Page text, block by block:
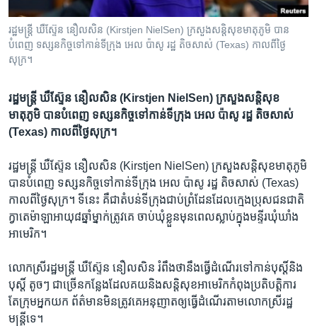
ចូល​
ទៅ​
កាន់​
ស្វែង​
រក
បណ្តាញ​សង្គម
រដ្ឋមន្ត្រី ​ឃឺស្ទ៊ែន នឿលសិន ​(Kirstjen NielSen)​ ក្រសួង​សន្តិសុខ​មាតុភូមិ ​បាន​
បំពេញ ទស្សនកិច្ច​ទៅកាន់​ទីក្រុង ​អេល ប៉ាសូ​ រដ្ឋ​ តិចសាស់​ (Texas)​ កាលពី​ថ្ងៃ
សុក្រ។
រដ្ឋមន្ត្រី ​ឃឺស្ទ៊ែន នឿលសិន ​(Kirstjen NielSen)​ ក្រសួង​សន្តិសុខ​
មាតុភូមិ ​បាន​បំពេញ ទស្សនកិច្ច​ទៅកាន់​ទីក្រុង ​អេល ប៉ាសូ​ រដ្ឋ​ តិចសាស់​
(Texas)​ កាលពី​ថ្ងៃសុក្រ។ ​
រដ្ឋមន្ត្រី ​ឃឺស្ទ៊ែន នឿលសិន ​(Kirstjen NielSen)​ ក្រសួង​សន្តិសុខ​មាតុភូមិ
​បាន​បំពេញ ទស្សនកិច្ច​ទៅកាន់​ទីក្រុង ​អេល ប៉ាសូ​ រដ្ឋ​ តិចសាស់​ (Texas)​
កាលពី​ថ្ងៃសុក្រ។ ​ទីនេះ គឺជា​តំបន់​ទីក្រុង​ជាប់​ព្រំដែន​ដែល​ក្មេងប្រុស​ជនជាតិ​
ក្វាតេម៉ាឡា​អាយុ​៨ឆ្នាំម្នាក់​ត្រូវគេ ចាប់​ឃុំ​ខ្លួន​មុនពេល​ស្លាប់​ក្នុង​មន្ទីរ​ឃុំឃាំង​
អាមេរិក។
លោកស្រី​រដ្ឋមន្ត្រី ​ឃឺស្ទ៊ែន នឿលសិន ​រំពឹងថា​នឹង​ធ្វើដំណើរ​ទៅកាន់​បុស្តិ៍និង​
បុស្តិ៍ តូចៗ ​ជាច្រើន​កន្លែង​ដែល​គយនិង​សន្តិសុខ​អាមេរិក​កំពុង​ប្រតិបត្តិការ ​
តែក្រុម​អ្នកយក ព័ត៌មាន​មិនត្រូវ​គេអនុញាត​ឲ្យ​ធ្វើដំណើរ​តាម​លោកស្រី​រដ្ឋ
មន្ត្រី​ទេ។